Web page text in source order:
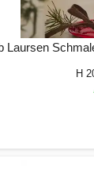
Laursen
H